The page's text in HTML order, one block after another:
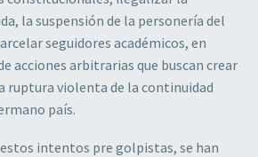
la suspensión de la personería del
seguidores académicos, en
acciones arbitrarias que buscan crear
ruptura violenta de la continuidad
país.
intentos pre golpistas, se han